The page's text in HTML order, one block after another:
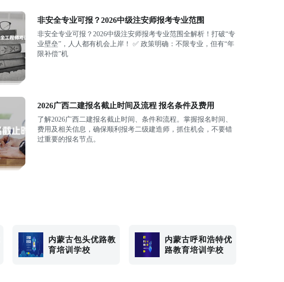
根据数据反馈调整教学规划，实现针对性教
学。
分层服务：总部师资统一化教学服务，属地
前集训
服务体系—全面化
从一线服务人员到管理层，从产品/教辅资料
务。
专属教研
非安全专业可报？2026中级注安师报考专业范围
非安全专业可报？2026中级注安师报考专业范围全解析！打破“专
业壁垒”，人人都有机会上岸！ ✅ 政策明确：不限专业，但有“年
限补偿”机
2026广西二建报名截止时间及流程 报名条件及费用
了解2026广西二建报名截止时间、条件和流程。掌握报名时间、
费用及相关信息，确保顺利报考二级建造师，抓住机会，不要错
过重要的报名节点。
内蒙古包头优路教
育培训学校
内蒙古呼和浩特优
路教育培训学校